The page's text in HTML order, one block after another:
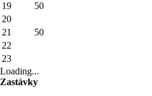
19
50
20
21
50
22
23
Loading...
Zastávky